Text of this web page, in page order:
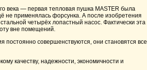
века — первая тепловая пушка MASTER была
не применялась форсунка. А после изобретения
четырёх лопастный насос. Фактически эта
вне помещений.
постоянно совершенствуются, они становятся все
качеству, надежности, экономичности и